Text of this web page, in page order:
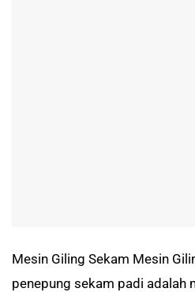
Mesin Giling Sekam Mesin
penepung sekam padi adalah